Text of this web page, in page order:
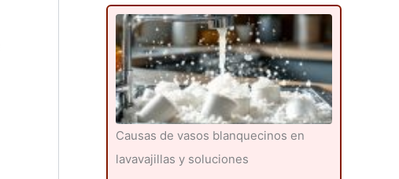
Causas de vasos blanquecinos en
lavavajillas y soluciones